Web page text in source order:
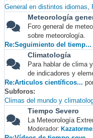
General en distintos idiomas
Meteorología
Foro general de
sobre meteorología.
Re:Seguimiento del tiemp...
Climatología
Para hablar de clima
de indicadores y
Re:Articulos científicos...
Subforos
Climas del mundo y
Tiempo Severo
La Meteorología
Moderador: